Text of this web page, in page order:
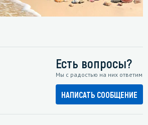
Есть вопросы?
Мы с радостью на них ответим
НАПИСАТЬ СООБЩЕНИЕ